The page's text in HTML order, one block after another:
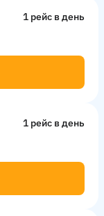
1 рейс в день
1 рейс в день